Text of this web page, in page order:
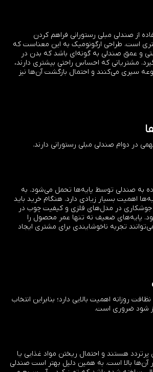
از صندلی مبلی رستورانی فراهم کردن
است. طراحی ارگونومیک به این معناست که
و عمق صندلی به گونه‌ای باشد که بدن در
مشتریانی که احساس راحتی بیشتری دارند،
سپری می‌کنند و احتمال بازگشت آن‌ها نیز
در دوام صندلی مبلی رستورانی دارند.
به صندلی توسط پایه‌ها تحمل می‌شود. به
اهمیت بسیار زیادی دارد. هنگام خرید باید
جوشکاری در مدل‌های فلزی و کیفیت چوب در
پایه‌های ضعیف نه تنها عمر محصول را
تجربه ناخوشایندی برای مشتری ایجاد
روزانه اهمیت بالایی دارد؛ بنابراین انتخاب
شود ضروری است.
هستند و احتمال ریختن مواد غذایی یا
آن‌ها بالا است. به همین دلیل بهتر است صندلی